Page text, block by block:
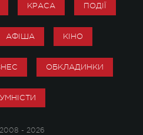
КРАСА ПОДІЇ
АФІША КІНО
ОБКЛАДИНКИ
- 2026